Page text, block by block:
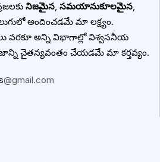
నిజమైన, సమయానుకూలమైన,
అందించడమే మా లక్ష్యం.
వరకూ అన్ని విభాగాల్లో విశ్వసనీయ
చైతన్యవంతం చేయడమే మా కర్తవ్యం.
@gmail.com